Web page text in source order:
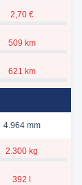
2,70 €
509 km
621 km
4.964 mm
2.300 kg
392 l